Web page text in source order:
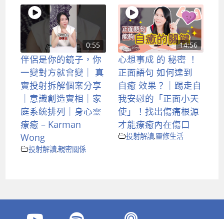
0:55
伴侶是你的鏡子，你
一變對方就會變｜ 真
實投射拆解個案分享
｜意識創造實相｜家
庭系統排列｜身心靈
療癒 – Karman
Wong
投射解讀,親密關係
14:56
心想事成 的 秘密 ！
正面語句 如何達到
自癒 效果？｜踢走自
我安慰的「正面小天
使」！找出傷痛根源
才能療癒內在傷口
投射解讀,靈修生活